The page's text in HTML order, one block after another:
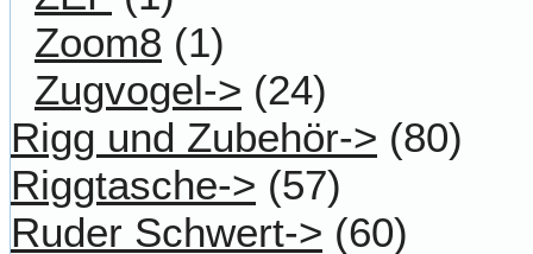
Zoom8 (1)
Zugvogel-> (24)
Rigg und Zubehör-> (80)
Riggtasche-> (57)
Ruder Schwert-> (60)